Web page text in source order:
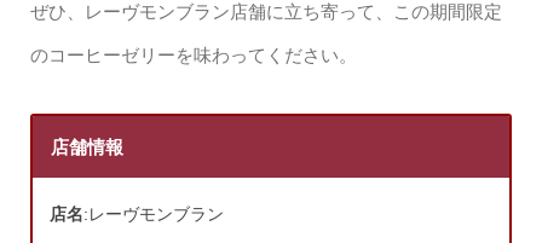
ぜひ、レーヴモンブラン店舗に立ち寄って、この期間限定
のコーヒーゼリーを味わってください。
店舗情報
店名:レーヴモンブラン